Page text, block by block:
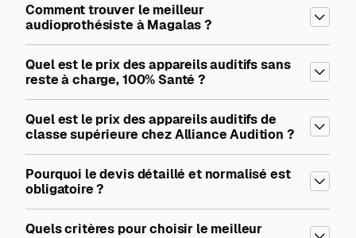
Comment trouver le meilleur
audioprothésiste à Magalas ?
Quel est le prix des appareils auditifs sans
reste à charge, 100% Santé ?
Quel est le prix des appareils auditifs de
classe supérieure chez Alliance Audition ?
Pourquoi le devis détaillé et normalisé est
obligatoire ?
Quels critères pour choisir le meilleur